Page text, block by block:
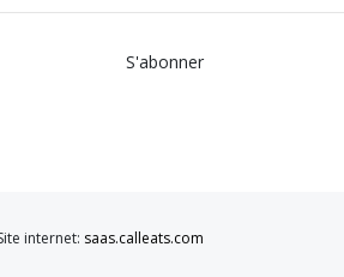
S'abonner
internet: saas.calleats.com